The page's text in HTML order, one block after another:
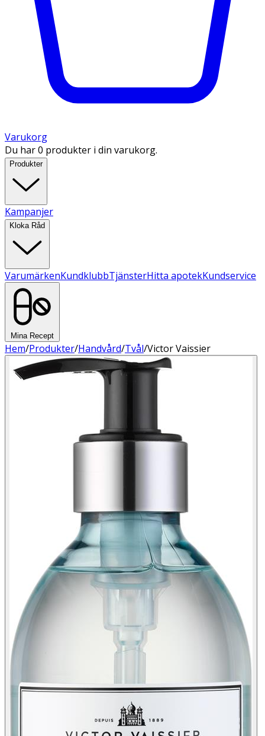
Varukorg
Du har 0 produkter i din varukorg.
Produkter
Kampanjer
Kloka Råd
VarumärkenKundklubbTjänsterHitta apotekKundservice
Mina Recept
Hem/Produkter/Handvård/Tvål/Victor Vaissier